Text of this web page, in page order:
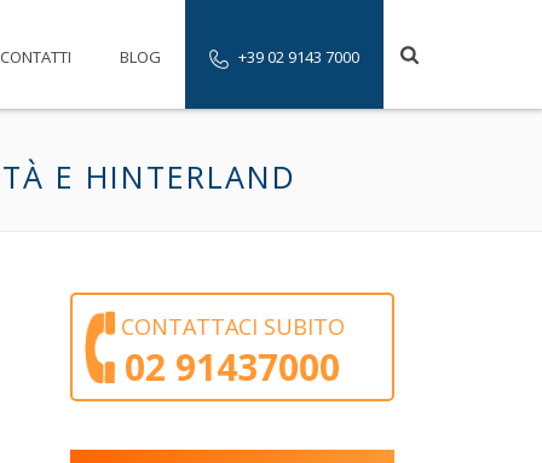
CONTATTI BLOG +39 02 9143 7000
E HINTERLAND
CONTATTACI SUBITO
02 91437000